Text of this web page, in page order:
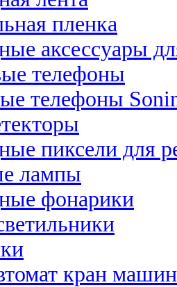
пленка
аксессуары
телефоны
телефоны
пиксели для
лампы
фонарики
кран